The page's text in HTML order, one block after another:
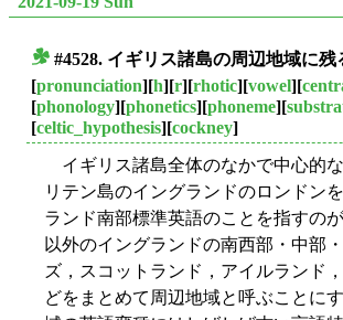
#4528. イギリス諸島の周辺地域に残
[pronunciation][h][r][rhotic][vowel][
[phonology][phonetics][phoneme][
[celtic_hypothesis][cockney]
イギリス諸島全体のなかで中心的
リテン島のイングランドのロンドン
ランド南部標準英語のことを指すの
以外のイングランドの南西部・中部
ズ，スコットランド，アイルランド
どをまとめて周辺地域と呼ぶことに